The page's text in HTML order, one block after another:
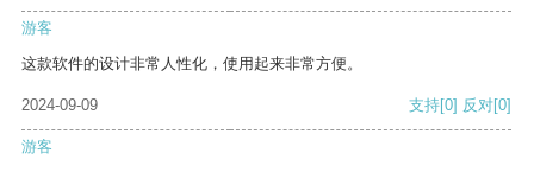
游客
这款软件的设计非常人性化，使用起来非常方便。
2024-09-09 支持[0] 反对[0]
游客